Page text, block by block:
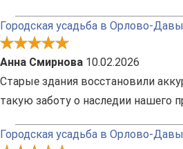
Городская усадьба в Орлово-
Анна Смирнова 10.02.2026
Старые здания восстановили
такую заботу о наследии нашего
Городская усадьба в Орлово-